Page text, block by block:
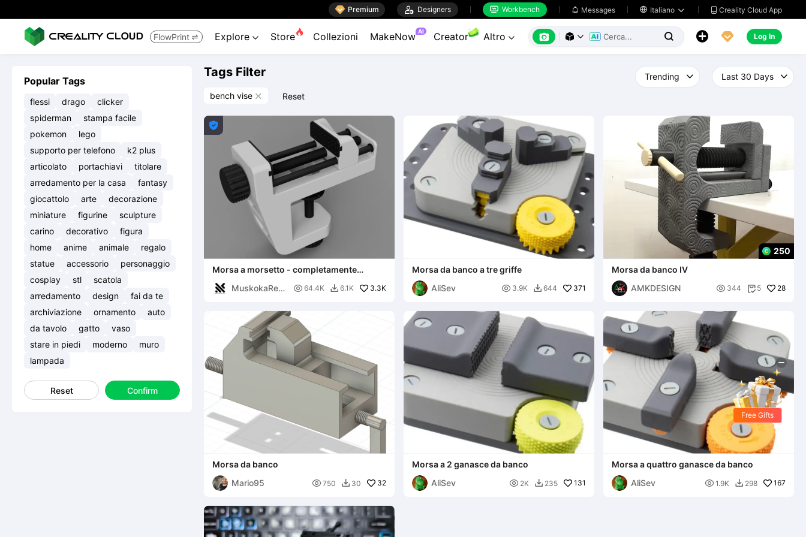
 Premium  Designers  Workbench  Messages  Italiano   Creality Cloud App
FlowPrint  Explore  Store Collezioni MakeNow AI Creator Altro        Log In
Popular Tags
flessi drago
clicker
spiderman
stampa facile
pokemon
lego
supporto per telefono
k2 plus
articolato
portachiavi
titolare
arredamento per la casa
fantasy
giocattolo
arte
decorazione
miniature
figurine
sculpture
carino
decorativo
figura
home
anime animale
regalo
statue
accessorio
personaggio
cosplay
stl
scatola
arredamento
design
fai da te
archiviazione
ornamento
auto
da tavolo
gatto
vaso
stare in piedi
moderno
muro
lampada
Reset Confirm
Tags Filter
bench vise  Reset

Morsa a morsetto - completamente
MuskokaRes
 64.4K  6.1K 3.3K
Morsa da banco a tre griffe
AliSev
 3.9K  644 371
250
Morsa da banco IV
AMKDESIGN
 344  5 28
Morsa da banco
Mario95
 750  30 32
Morsa a 2 ganasce da banco
AliSev
 2K  235 131
Morsa a quattro ganasce da banco
AliSev
 1.9K  298 167
Free Gifts